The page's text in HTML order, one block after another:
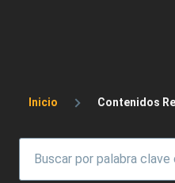
Sobrescribir
Inicio Contenidos